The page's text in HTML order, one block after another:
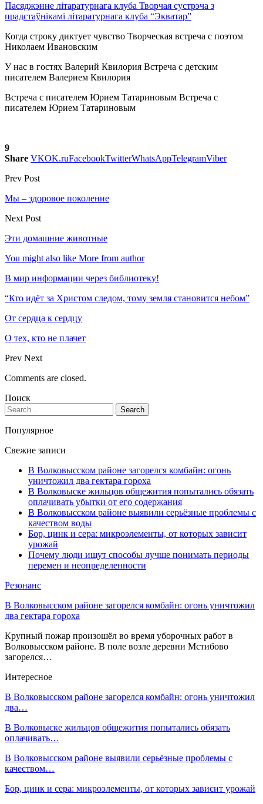
Пасяджэнне літаратурнага клуба Творчая сустрэча з
прадстаўнікамі літаратурнага клуба “Экватар”
Когда строку диктует чувство Творческая встреча с поэтом
Николаем Ивановским
У нас в гостях Валерий Квилория Встреча с детским
писателем Валерием Квилория
Встреча с писателем Юрием Татариновым Встреча с
писателем Юрием Татариновым
9
Share VKOK.ruFacebookTwitterWhatsAppTelegramViber
Prev Post
Мы – здоровое поколение
Next Post
Эти домашние животные
You might also like More from author
В мир информации через библиотеку!
“Кто идёт за Христом следом, тому земля становится небом”
От сердца к сердцу
О тех, кто не плачет
Prev Next
Comments are closed.
Поиск
Популярное
Свежие записи
В Волковысском районе загорелся комбайн: огонь
уничтожил два гектара гороха
В Волковыске жильцов общежития попытались обязать
оплачивать убытки от его содержания
В Волковысском районе выявили серьёзные проблемы с
качеством воды
Бор, цинк и сера: микроэлементы, от которых зависит
урожай
Почему люди ищут способы лучше понимать периоды
перемен и неопределенности
Резонанс
В Волковысском районе загорелся комбайн: огонь уничтожил
два гектара гороха
Крупный пожар произошёл во время уборочных работ в
Волковысском районе. В поле возле деревни Мстибово
загорелся…
Интересное
В Волковысском районе загорелся комбайн: огонь уничтожил
два…
В Волковыске жильцов общежития попытались обязать
оплачивать…
В Волковысском районе выявили серьёзные проблемы с
качеством…
Бор, цинк и сера: микроэлементы, от которых зависит урожай